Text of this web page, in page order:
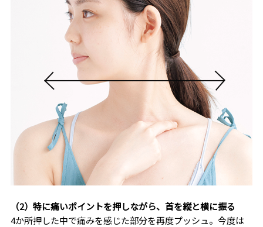
（2）特に痛いポイントを押しながら、首を縦と横に振る
4か所押した中で痛みを感じた部分を再度プッシュ。今度は